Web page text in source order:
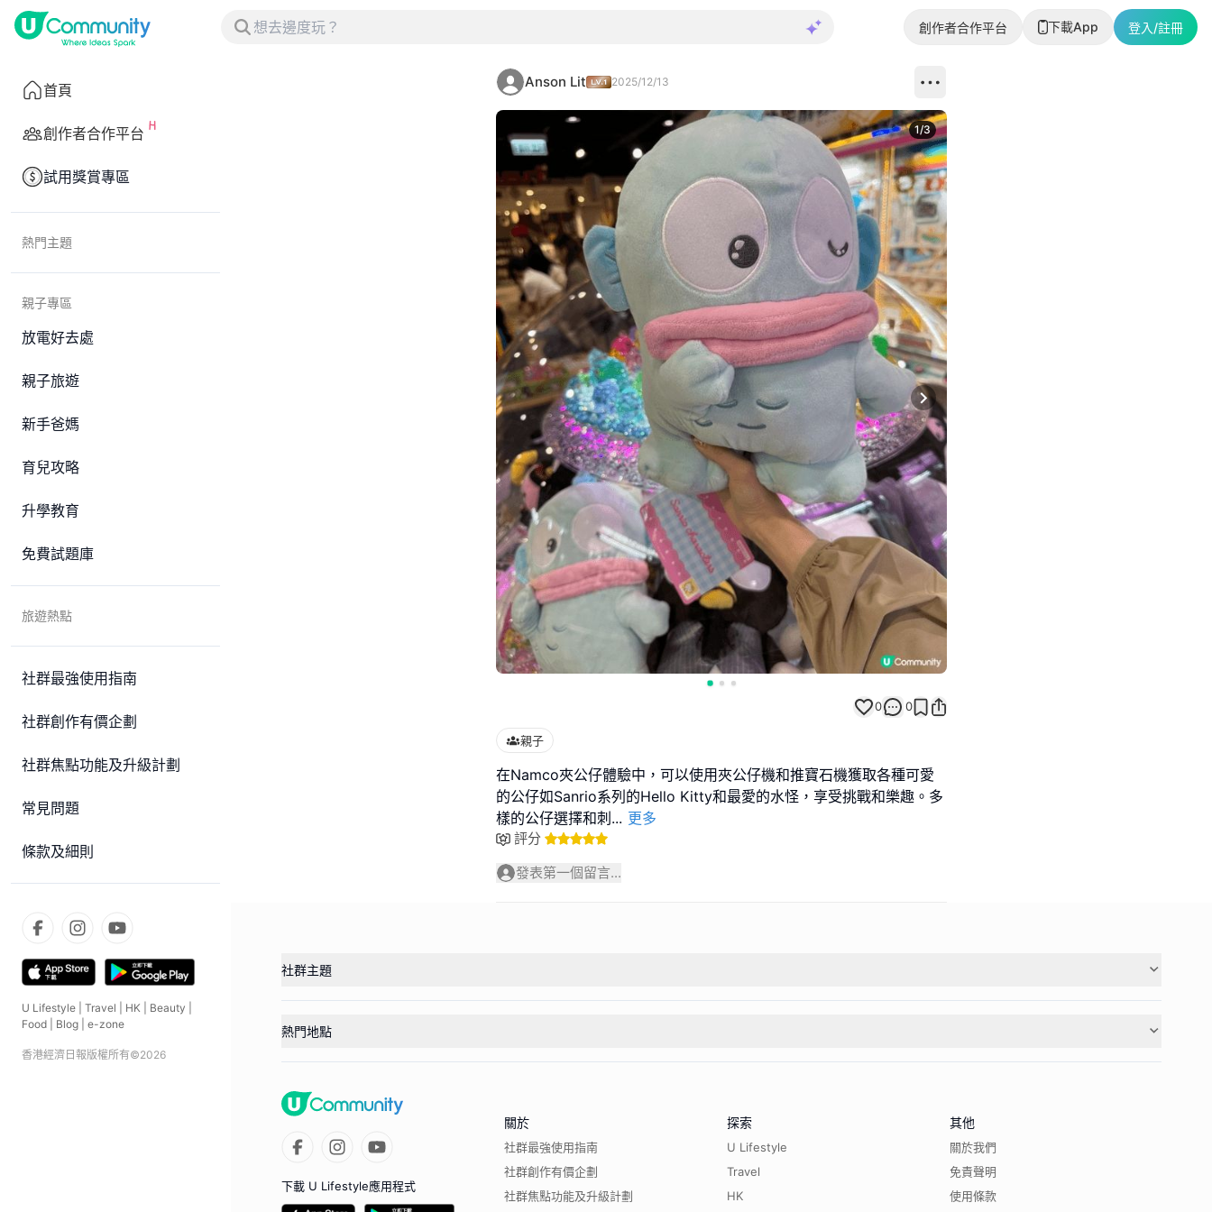
創作者合作平台 下載App 登入/註冊
首頁
創作者合作平台
試用獎賞專區
熱門主題
親子專區
放電好去處
親子旅遊
新手爸媽
育兒攻略
升學教育
免費試題庫
旅遊熱點
社群最強使用指南
社群創作有價企劃
社群焦點功能及升級計劃
常見問題
條款及細則
U Lifestyle Travel HK Beauty
Food
Blog e-zone
香港經濟日報版權所有©2026
Anson Lit 2025/12/13
Next slide
1/3
0 0
親子
在Namco夾公仔體驗中，可以使用夾公仔機和推寶石機獲取各種可愛
的公仔如Sanrio系列的Hello Kitty和最愛的水怪，享受挑戰和樂趣。多
樣的公仔選擇和刺 ... 更多
評分
發表第一個留言...
社群主題
熱門地點
下載 U Lifestyle應用程式
關於
社群最強使用指南
社群創作有價企劃
社群焦點功能及升級計劃
探索
U Lifestyle
Travel
HK
其他
關於我們
免責聲明
使用條款